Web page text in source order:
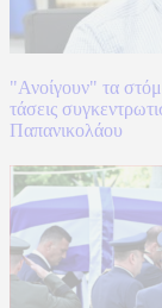
"Ανοίγουν" τα
τάσεις
Παπανικολάου